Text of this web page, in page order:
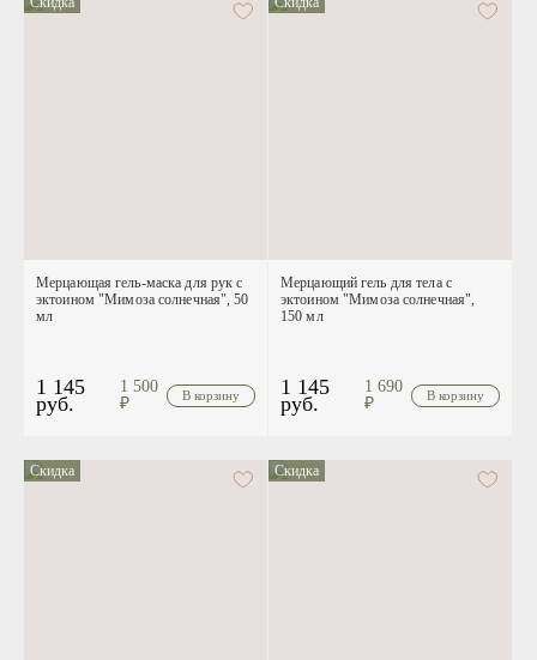
Мерцающая гель-маска для рук с
эктоином "Мимоза солнечная", 50
мл
1 145
руб.
1 500
₽
Мерцающий гель для тела с
эктоином "Мимоза солнечная",
150 мл
1 145
руб.
1 690
₽
Скидка Скидка